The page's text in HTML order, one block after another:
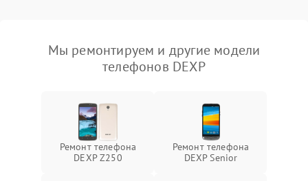
Мы ремонтируем и другие модели
телефонов DEXP
Ремонт телефона
DEXP Z250
Ремонт телефона
DEXP Senior